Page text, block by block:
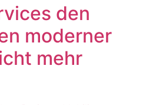
den
moderner
mehr